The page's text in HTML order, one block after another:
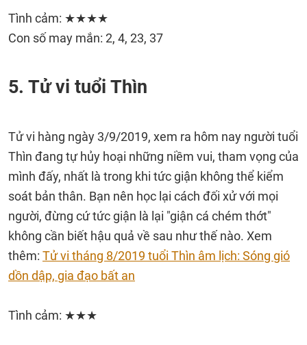
Tình cảm: ★★★★
Con số may mắn: 2, 4, 23, 37
5. Tử vi tuổi Thìn
Tử vi hàng ngày 3/9/2019, xem ra hôm nay người tuổi
Thìn đang tự hủy hoại những niềm vui, tham vọng của
mình đấy, nhất là trong khi tức giận không thể kiểm
soát bản thân. Bạn nên học lại cách đối xử với mọi
người, đừng cứ tức giận là lại "giận cá chém thớt"
không cần biết hậu quả về sau như thế nào. Xem
thêm: Tử vi tháng 8/2019 tuổi Thìn âm lịch: Sóng gió
dồn dập, gia đạo bất an
Tình cảm: ★★★